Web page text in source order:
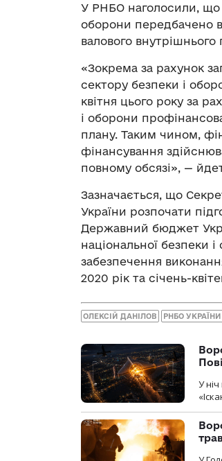
У РНБО наголосили, що
оборони передбачено
валового внутрішнього
«Зокрема за рахунок
сектору безпеки і
квітня цього року за
і оборони
плану. Таким чином,
фінансування
повному обсязі», —
Зазначається, що
України розпочати
Державний бюджет
національної безпеки
забезпечення
2020 рік та січень-
ОЛЕКСІЙ ДАНІЛОВ РНБО УКРАЇНИ
У